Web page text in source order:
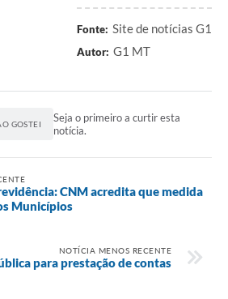
Fonte: Site de notícias G1
Autor: G1 MT
GOSTEI
Seja o primeiro a curtir esta
notícia.
CNM acredita que medida
Municípios
NOTÍCIA MENOS RECENTE
para prestação de contas